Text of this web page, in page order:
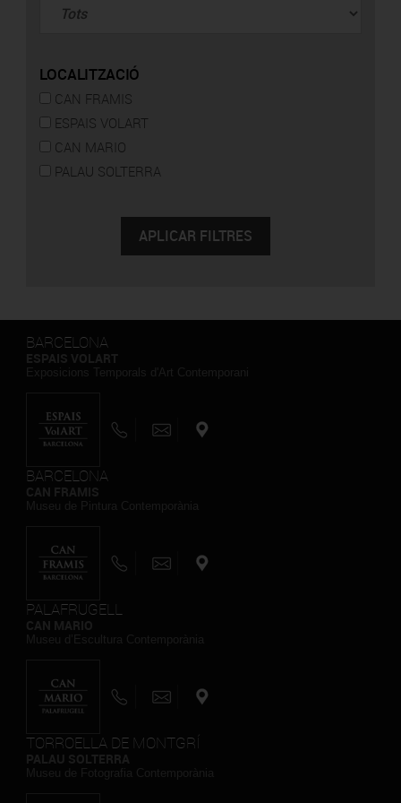
LOCALITZACIÓ
CAN FRAMIS
ESPAIS VOLART
CAN MARIO
PALAU SOLTERRA
BARCELONA
BARCELONA
PALAFRUGELL
TORROELLA DE MONTGRÍ